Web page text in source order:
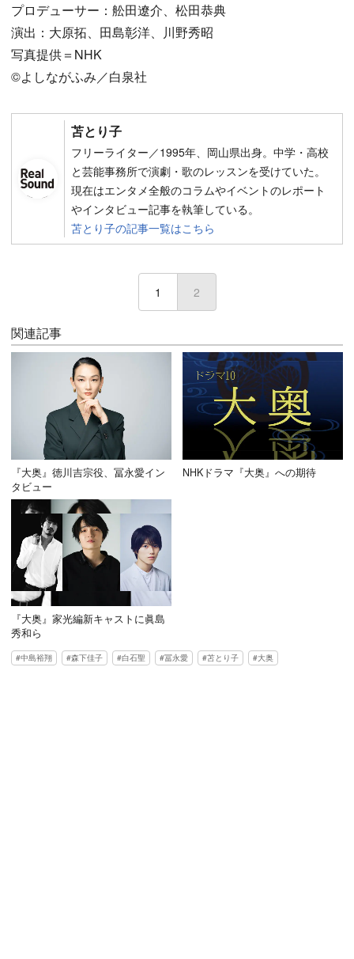
プロデューサー：舩田遼介、松田恭典
演出：大原拓、田島彰洋、川野秀昭
写真提供＝NHK
©よしながふみ／白泉社
苫とり子
フリーライター／1995年、岡山県出身。中学・高校
と芸能事務所で演劇・歌のレッスンを受けていた。
現在はエンタメ全般のコラムやイベントのレポート
やインタビュー記事を執筆している。
苫とり子の記事一覧はこちら
1 2
関連記事
『大奥』徳川吉宗役、冨永愛イン
タビュー
NHKドラマ『大奥』への期待
『大奥』家光編新キャストに眞島
秀和ら
中島裕翔 森下佳子 白石聖 冨永愛 苫とり子 大奥